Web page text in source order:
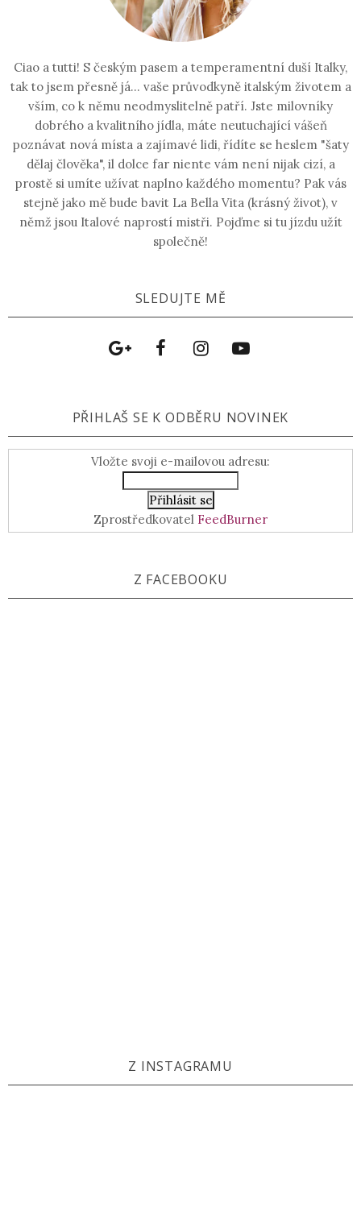
Ciao a tutti! S českým pasem a temperamentní duší Italky,
tak to jsem přesně já... vaše průvodkyně italským životem a
vším, co k němu neodmyslitelně patří. Jste milovníky
dobrého a kvalitního jídla, máte neutuchající vášeň
poznávat nová místa a zajímavé lidi, řídíte se heslem "šaty
dělaj člověka", il dolce far niente vám není nijak cizí, a
prostě si umíte užívat naplno každého momentu? Pak vás
stejně jako mě bude bavit La Bella Vita (krásný život), v
němž jsou Italové naprostí mistři. Pojďme si tu jízdu užít
společně!
SLEDUJTE MĚ
PŘIHLAŠ SE K ODBĚRU NOVINEK
Vložte svoji e-mailovou adresu:
Zprostředkovatel FeedBurner
Z FACEBOOKU
Z INSTAGRAMU